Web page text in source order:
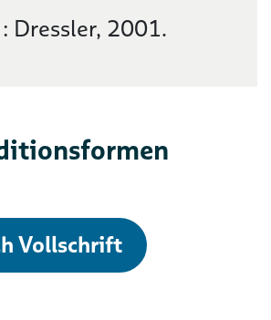
Dressler, 2001.
Vollschrift